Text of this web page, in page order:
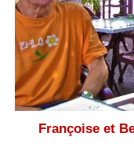
Françoise et